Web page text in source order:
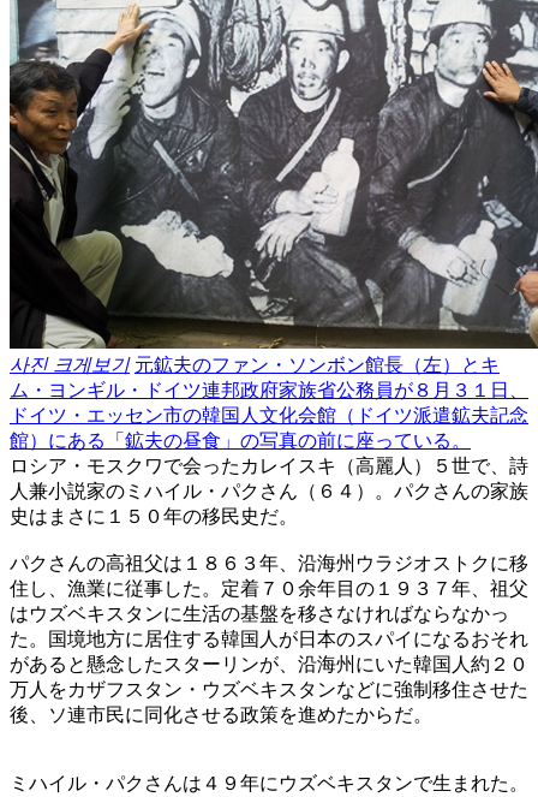
사진 크게보기 元鉱夫のファン・ソンボン館長（左）とキ
ム・ヨンギル・ドイツ連邦政府家族省公務員が８月３１日、
ドイツ・エッセン市の韓国人文化会館（ドイツ派遣鉱夫記念
館）にある「鉱夫の昼食」の写真の前に座っている。
ロシア・モスクワで会ったカレイスキ（高麗人）５世で、詩
人兼小説家のミハイル・パクさん（６４）。パクさんの家族
史はまさに１５０年の移民史だ。
パクさんの高祖父は１８６３年、沿海州ウラジオストクに移
住し、漁業に従事した。定着７０余年目の１９３７年、祖父
はウズベキスタンに生活の基盤を移さなければならなかっ
た。国境地方に居住する韓国人が日本のスパイになるおそれ
があると懸念したスターリンが、沿海州にいた韓国人約２０
万人をカザフスタン・ウズベキスタンなどに強制移住させた
後、ソ連市民に同化させる政策を進めたからだ。
ミハイル・パクさんは４９年にウズベキスタンで生まれた。